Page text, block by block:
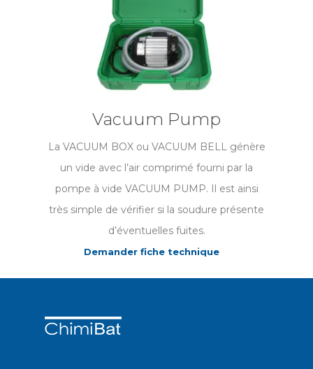
Vacuum Pump
La VACUUM BOX ou VACUUM BELL génère
un vide avec l’air comprimé fourni par la
pompe à vide VACUUM PUMP. Il est ainsi
très simple de vérifier si la soudure présente
d’éventuelles fuites.
Demander fiche technique